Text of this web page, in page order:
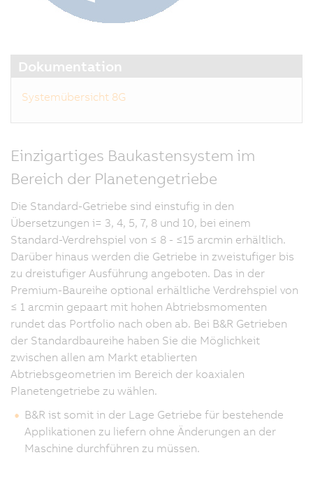
Dokumentation
Systemübersicht 8G
Einzigartiges Baukastensystem im
Bereich der Planetengetriebe
Die Standard-Getriebe sind einstufig in den
Übersetzungen i= 3, 4, 5, 7, 8 und 10, bei einem
Standard-Verdrehspiel von ≤ 8 - ≤15 arcmin erhältlich.
Darüber hinaus werden die Getriebe in zweistufiger bis
zu dreistufiger Ausführung angeboten. Das in der
Premium-Baureihe optional erhältliche Verdrehspiel von
≤ 1 arcmin gepaart mit hohen Abtriebsmomenten
rundet das Portfolio nach oben ab. Bei B&R Getrieben
der Standardbaureihe haben Sie die Möglichkeit
zwischen allen am Markt etablierten
Abtriebsgeometrien im Bereich der koaxialen
Planetengetriebe zu wählen.
B&R ist somit in der Lage Getriebe für bestehende
Applikationen zu liefern ohne Änderungen an der
Maschine durchführen zu müssen.